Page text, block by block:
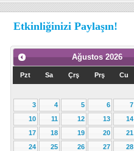
Etkinliğinizi Paylaşın!
Ağustos 2026
Pzt Sa Çrş Prş Cu
3
4 5 6 7
10
11 12 13 14
17
18 19 20 21
24
25 26 27 28